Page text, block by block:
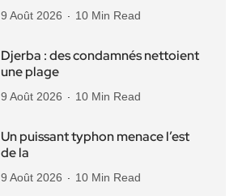
9 Août 2026 10 Min Read
Djerba : des condamnés nettoient
une plage
9 Août 2026 10 Min Read
Un puissant typhon menace l’est
de la
9 Août 2026 10 Min Read